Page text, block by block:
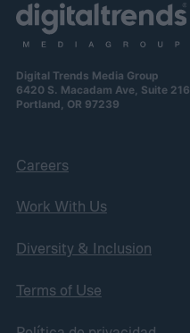
Digital Trends Media Group
6420 S. Macadam Ave, Suite 216
Portland, OR 97239
Careers
Work With Us
Diversity & Inclusion
Terms of Use